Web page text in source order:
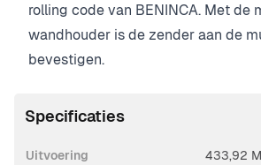
rolling code van BENINCA. Met de
wandhouder is de zender aan de
bevestigen.
Specificaties
Uitvoering 433,92